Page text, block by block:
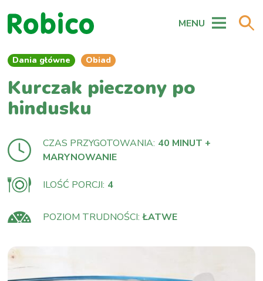
MENU
Dania główne Obiad
Kurczak pieczony po
hindusku
CZAS PRZYGOTOWANIA: 40 MINUT +
MARYNOWANIE
ILOŚĆ PORCJI: 4
POZIOM TRUDNOŚCI: ŁATWE